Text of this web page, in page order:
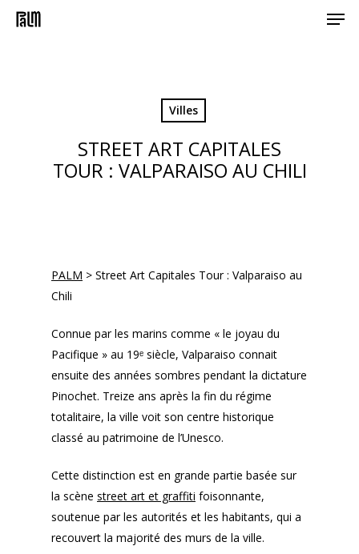
Skip
Villes
STREET ART CAPITALES
TOUR : VALPARAISO AU CHILI
PALM > Street Art Capitales Tour : Valparaiso au
Chili
Connue par les marins comme « le joyau du
Pacifique » au 19ᵉ siècle, Valparaiso connait
ensuite des années sombres pendant la dictature
Pinochet. Treize ans après la fin du régime
totalitaire, la ville voit son centre historique
classé au patrimoine de l’Unesco.
Cette distinction est en grande partie basée sur
la scène street art et graffiti foisonnante,
soutenue par les autorités et les habitants, qui a
recouvert la majorité des murs de la ville.